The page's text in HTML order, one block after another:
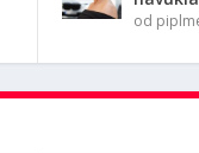
od